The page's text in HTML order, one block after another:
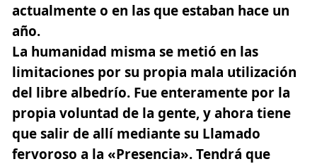
actualmente o en las que estaban hace un
año.
La humanidad misma se metió en las
limitaciones por su propia mala utilización
del libre albedrío. Fue enteramente por la
propia voluntad de la gente, y ahora tiene
que salir de allí mediante su Llamado
fervoroso a la «Presencia». Tendrá que